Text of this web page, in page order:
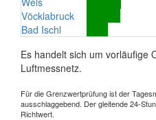
Vöcklabruck
Bad Ischl
Es handelt sich um vorläufige
Luftmessnetz.
Für die Grenzwertprüfung ist der
ausschlaggebend. Der gleitende 24-
Richtwert.